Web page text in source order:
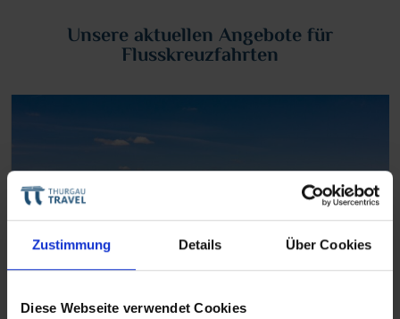
Zustimmung Details Über Cookies
Diese Webseite verwendet Cookies
Unsere aktuellen Angebote für
Flusskreuzfahrten